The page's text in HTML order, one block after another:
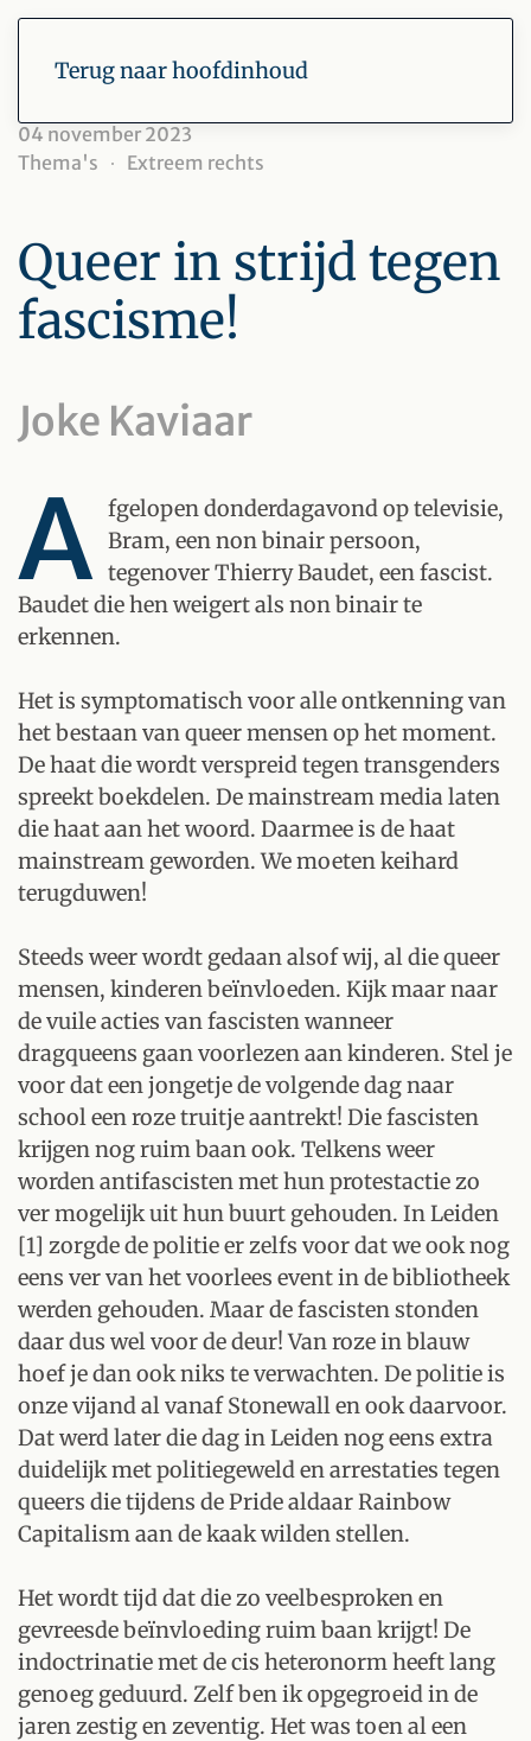
Terug naar hoofdinhoud
04 november 2023
Thema's
Extreem rechts
Queer in strijd tegen
fascisme!
Joke Kaviaar
A fgelopen donderdagavond op televisie,
Bram, een non binair persoon,
tegenover Thierry Baudet, een fascist.
Baudet die hen weigert als non binair te
erkennen.
Het is symptomatisch voor alle ontkenning van
het bestaan van queer mensen op het moment.
De haat die wordt verspreid tegen transgenders
spreekt boekdelen. De mainstream media laten
die haat aan het woord. Daarmee is de haat
mainstream geworden. We moeten keihard
terugduwen!
Steeds weer wordt gedaan alsof wij, al die queer
mensen, kinderen beïnvloeden. Kijk maar naar
de vuile acties van fascisten wanneer
dragqueens gaan voorlezen aan kinderen. Stel je
voor dat een jongetje de volgende dag naar
school een roze truitje aantrekt! Die fascisten
krijgen nog ruim baan ook. Telkens weer
worden antifascisten met hun protestactie zo
ver mogelijk uit hun buurt gehouden. In Leiden
[1] zorgde de politie er zelfs voor dat we ook nog
eens ver van het voorlees event in de bibliotheek
werden gehouden. Maar de fascisten stonden
daar dus wel voor de deur! Van roze in blauw
hoef je dan ook niks te verwachten. De politie is
onze vijand al vanaf Stonewall en ook daarvoor.
Dat werd later die dag in Leiden nog eens extra
duidelijk met politiegeweld en arrestaties tegen
queers die tijdens de Pride aldaar Rainbow
Capitalism aan de kaak wilden stellen.
Het wordt tijd dat die zo veelbesproken en
gevreesde beïnvloeding ruim baan krijgt! De
indoctrinatie met de cis heteronorm heeft lang
genoeg geduurd. Zelf ben ik opgegroeid in de
jaren zestig en zeventig. Het was toen al een